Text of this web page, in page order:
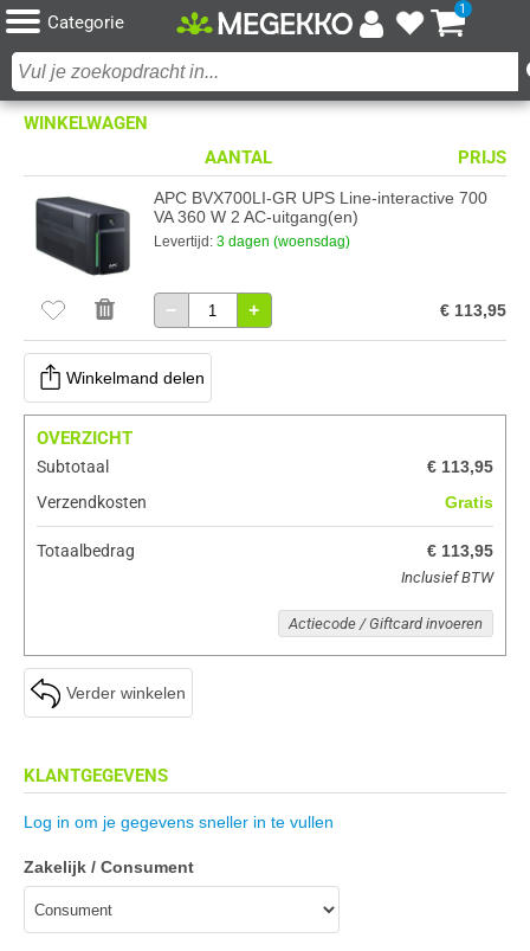
Categorie
1
WINKELWAGEN
AANTAL
PRIJS
APC BVX700LI-GR UPS Line-interactive 700
VA 360 W 2 AC-uitgang(en)
Levertijd: 3 dagen (woensdag)
− + € 113,95
Winkelmand delen
Verder winkelen
OVERZICHT
Subtotaal
€ 113,95
Verzendkosten
Gratis
Totaalbedrag € 113,95
Inclusief BTW
Actiecode / Giftcard invoeren
KLANTGEGEVENS
Log in om je gegevens sneller in te vullen
Zakelijk / Consument